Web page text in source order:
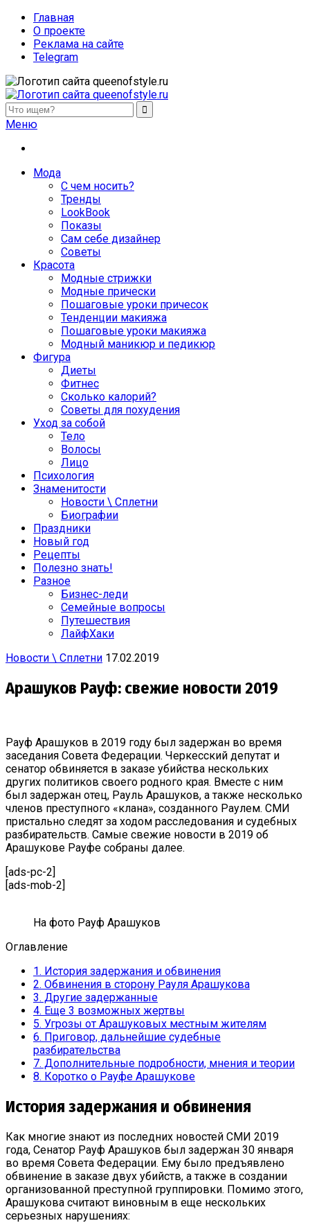
Главная
О проекте
Реклама на сайте
Telegram
queenofstyle.ru
Женский сайт о моде и красоте. Истории преображения и
похудения, отзывы о процедурах и косметике
Меню
Мода
С чем носить?
Тренды
LookBook
Показы
Сам себе дизайнер
Советы
Красота
Модные стрижки
Модные прически
Пошаговые уроки причесок
Тенденции макияжа
Пошаговые уроки макияжа
Модный маникюр и педикюр
Фигура
Диеты
Фитнес
Сколько калорий?
Советы для похудения
Уход за собой
Тело
Волосы
Лицо
Психология
Знаменитости
Новости \ Сплетни
Биографии
Праздники
Новый год
Рецепты
Полезно знать!
Разное
Бизнес-леди
Семейные вопросы
Путешествия
ЛайфХаки
Новости \ Сплетни 17.02.2019
Арашуков Рауф: свежие новости 2019
Рауф Арашуков в 2019 году был задержан во время
заседания Совета Федерации. Черкесский депутат и
сенатор обвиняется в заказе убийства нескольких
других политиков своего родного края. Вместе с ним
был задержан отец, Рауль Арашуков, а также несколько
членов преступного «клана», созданного Раулем. СМИ
пристально следят за ходом расследования и судебных
разбирательств. Самые свежие новости в 2019 об
Арашукове Рауфе собраны далее.
[ads-pc-2]
[ads-mob-2]
На фото Рауф Арашуков
Оглавление
1. История задержания и обвинения
2. Обвинения в сторону Рауля Арашукова
3. Другие задержанные
4. Еще 3 возможных жертвы
5. Угрозы от Арашуковых местным жителям
6. Приговор, дальнейшие судебные
разбирательства
7. Дополнительные подробности, мнения и теории
8. Коротко о Рауфе Арашукове
История задержания и обвинения
Как многие знают из последних новостей СМИ 2019
года, Сенатор Рауф Арашуков был задержан 30 января
во время Совета Федерации. Ему было предъявлено
обвинение в заказе двух убийств, а также в создании
организованной преступной группировки. Помимо этого,
Арашукова считают виновным в еще нескольких
серьезных нарушениях: